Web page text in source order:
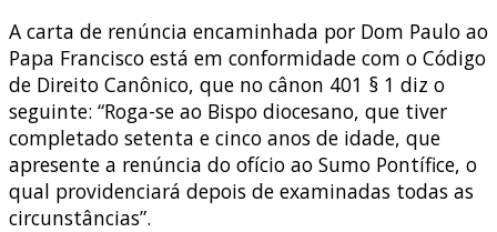
A carta de renúncia encaminhada por Dom Paulo ao
Papa Francisco está em conformidade com o Código
de Direito Canônico, que no cânon 401 § 1 diz o
seguinte: “Roga-se ao Bispo diocesano, que tiver
completado setenta e cinco anos de idade, que
apresente a renúncia do ofício ao Sumo Pontífice, o
qual providenciará depois de examinadas todas as
circunstâncias”.